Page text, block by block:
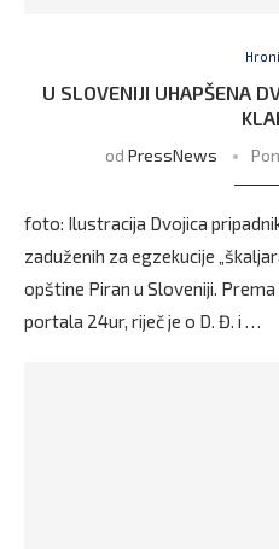
U SLOVENIJI UHAPŠENA
od PressNews
foto: Ilustracija Dvojica
zaduženih za egzekucije
opštine Piran u Sloveniji.
portala 24ur, riječ je o D. Đ. i …